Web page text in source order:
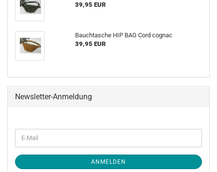
39,95 EUR
Bauchtasche HIP BAG Cord cognac
39,95 EUR
Newsletter-Anmeldung
ZUR
NEWSLETTER-
ANMELDUNG
E-
Mail
ANMELDEN